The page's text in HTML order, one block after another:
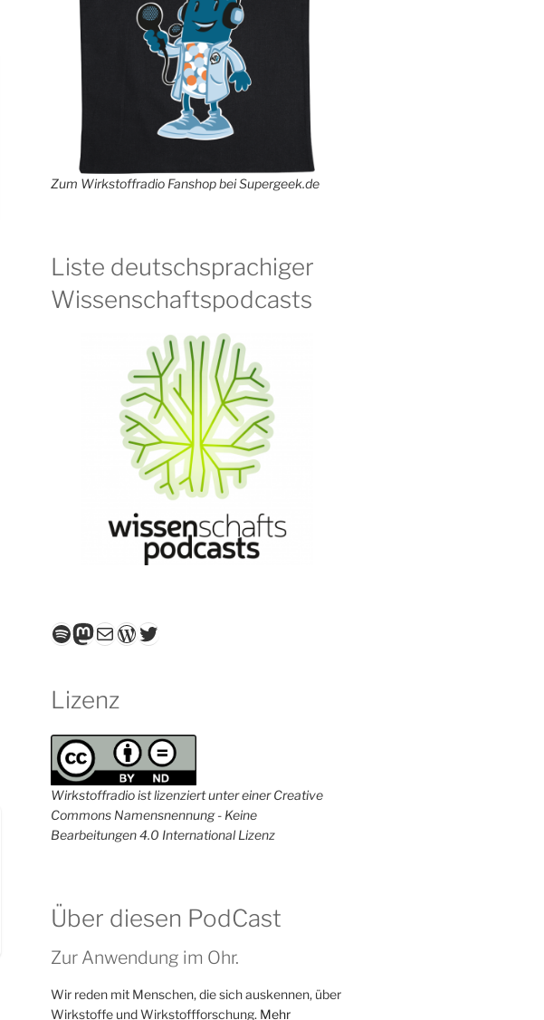
Zum Wirkstoffradio Fanshop bei Supergeek.de
Liste deutschsprachiger
Wissenschaftspodcasts
Spotify
Mastodon
E-MailWordPress
Twitter
Lizenz
Wirkstoffradio ist lizenziert unter einer Creative
Commons Namensnennung - Keine
Bearbeitungen 4.0 International Lizenz
Über diesen PodCast
Zur Anwendung im Ohr.
Wir reden mit Menschen, die sich auskennen, über
Wirkstoffe und Wirkstoffforschung. Mehr